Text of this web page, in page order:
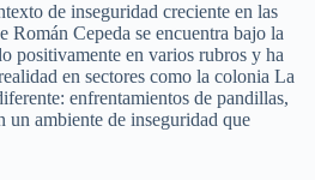
de inseguridad creciente en las
Román Cepeda se encuentra bajo la
positivamente en varios rubros y ha
en sectores como la colonia La
enfrentamientos de pandillas,
un ambiente de inseguridad que